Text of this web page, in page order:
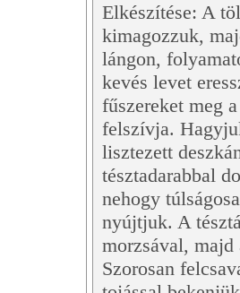
Elkészítése: A
kimagozzuk,
lángon,
kevés levet
fűszereket meg
felszívja.
lisztezett
tésztadarabbal
nehogy
nyújtjuk. A
morzsával,
Szorosan